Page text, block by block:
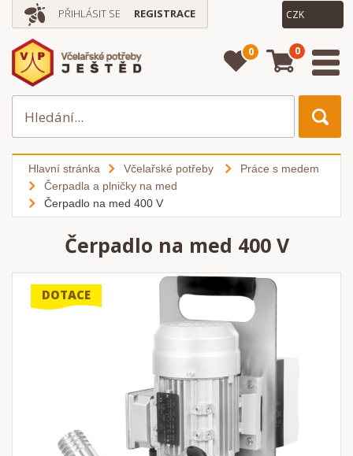
PŘIHLÁSIT SE REGISTRACE
0 0
Hlavní stránka Včelařské potřeby
Práce s medem
Čerpadla a plničky na med
Čerpadlo na med 400 V
Čerpadlo na med 400 V
DOTACE